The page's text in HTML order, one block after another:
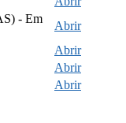
- Em
Abrir
Abrir
Abrir
Abrir